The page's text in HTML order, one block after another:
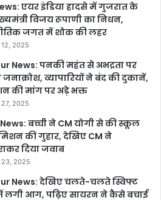
एयर इंडिया हादसे में गुजरात के
विजय रूपाणी का निधन,
जगत में शोक की लहर
12, 2025
News: पनकी महंत से अभद्रता पर
व्यापारियों ने बंद की दुकानें,
की मांग पर अड़े भक्त
27, 2025
बच्ची ने CM योगी से की स्कूल
की गुहार, देखिए CM ने
दिया जवाब
23, 2025
News: देखिए चलते-चलते स्विफ्ट
लगी आग, पढ़िए सायरन ने कैसे बचाई